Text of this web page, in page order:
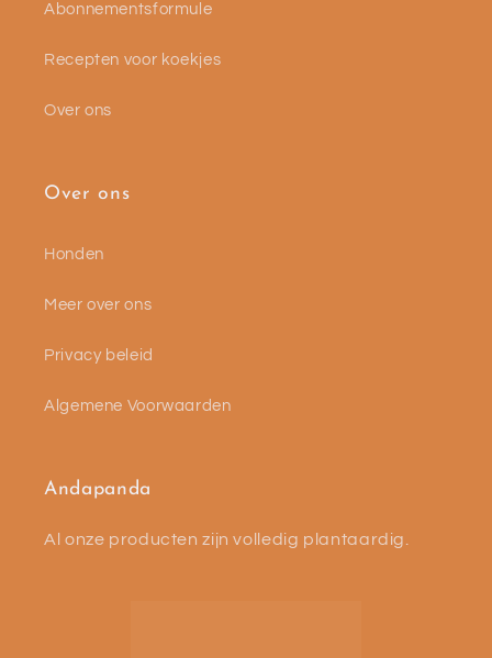
Abonnementsformule
Recepten voor koekjes
Over ons
Over ons
Honden
Meer over ons
Privacy beleid
Algemene Voorwaarden
Andapanda
Al onze producten zijn volledig plantaardig.